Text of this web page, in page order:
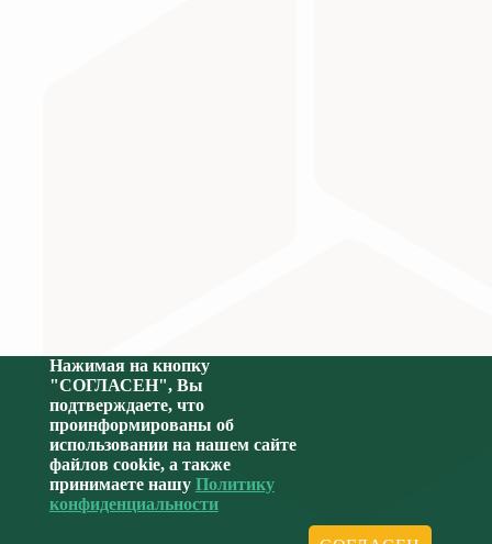
Нажимая на кнопку
"СОГЛАСЕН", Вы
подтверждаете, что
проинформированы об
использовании на нашем сайте
файлов cookie, а также
принимаете нашу Политику
конфиденциальности